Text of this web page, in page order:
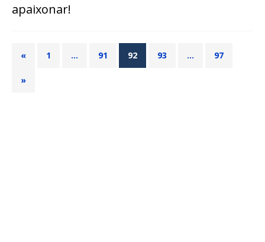
apaixonar!
« 1 … 91 92 93 … 97
»